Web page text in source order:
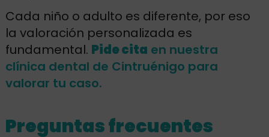
Cada niño o adulto es diferente, por eso
la valoración personalizada es
fundamental. Pide cita en nuestra
clínica dental de Cintruénigo para
valorar tu caso.
Preguntas frecuentes